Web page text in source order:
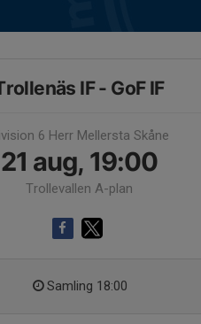
IF - GoF IF
6 Herr Mellersta Skåne
21 aug, 19:00
Trollevallen A-plan
Samling 18:00